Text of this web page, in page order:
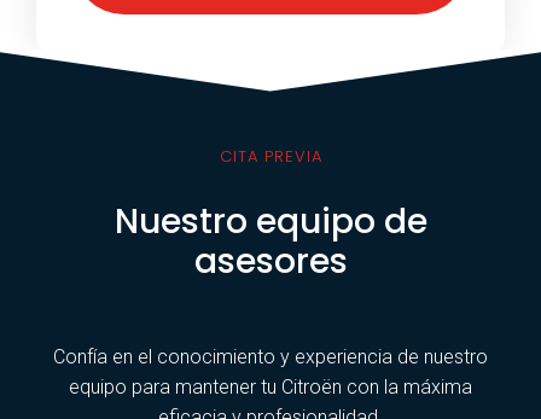
CITA PREVIA
Nuestro equipo de
asesores
Confía en el conocimiento y experiencia de nuestro
equipo para mantener tu Citroën con la máxima